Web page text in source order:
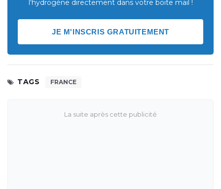
l'hydrogène directement dans votre boite mail !
JE M'INSCRIS GRATUITEMENT
TAGS FRANCE